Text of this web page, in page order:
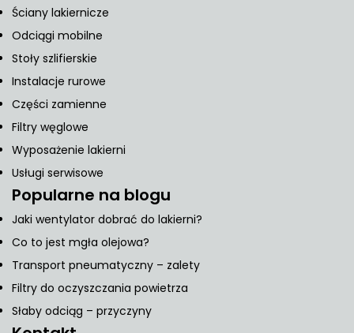
Ściany lakiernicze
Odciągi mobilne
Stoły szlifierskie
Instalacje rurowe
Części zamienne
Filtry węglowe
Wyposażenie lakierni
Usługi serwisowe
Popularne na blogu
Jaki wentylator dobrać do lakierni?
Co to jest mgła olejowa?
Transport pneumatyczny – zalety
Filtry do oczyszczania powietrza
Słaby odciąg – przyczyny